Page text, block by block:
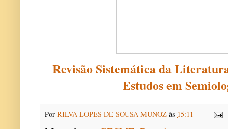
Revisão Sistemática da
Estudos em
Por RILVA LOPES DE SOUSA MUNOZ às 15:11